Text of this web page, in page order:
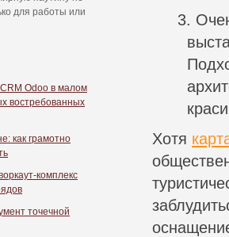
для работы или
Odoo в малом
востребованных
как грамотно
комплекс
точечной
Хотя